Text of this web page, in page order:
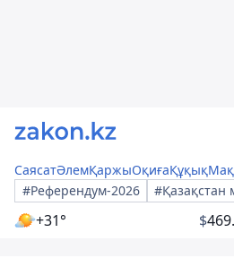
СаясатӘлемҚаржыОқиғаҚұқық
#Референдум-2026
+31° $